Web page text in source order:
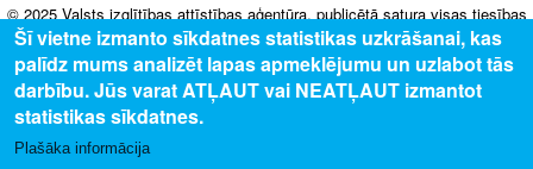
© 2025 Valsts izglītības attīstības aģentūra, publicētā satura visas tiesības
aizsargātas.
Šī vietne izmanto sīkdatnes statistikas uzkrāšanai, kas
palīdz mums analizēt lapas apmeklējumu un uzlabot tās
darbību. Jūs varat ATĻAUT vai NEATĻAUT izmantot
statistikas sīkdatnes.
Plašāka informācija